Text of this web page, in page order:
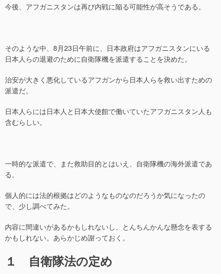
今後、アフガニスタンは再び内戦に陥る可能性が高そうである。
そのような中、8月23日午前に、日本政府はアフガニスタンにいる
日本人らの退避のために自衛隊機を派遣することを決めた。
治安が大きく悪化しているアフガンから日本人らを救い出すための
派遣だ。
日本人らには日本人と日本大使館で働いていたアフガニスタン人も
含むらしい。
一時的な派遣で、また救助目的とはいえ、自衛隊機の海外派遣であ
る。
個人的には法的根拠はどのようなものなのだろうか気になったの
で、少し調べてみた。
内容に間違いがあるかもしれないし、とんちんかんな懸念を表する
かもしれない。あらかじめ謝っておく。
１ 自衛隊法の定め